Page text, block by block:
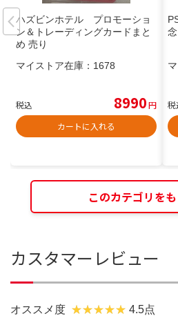
ハズビンホテル プロモーショ
ン＆トレーディングカードまと
め 売り
マイストア在庫： 1678
税込 8990円
カートに入れる
税
このカテゴリを
カスタマーレビュー
オススメ度 4.5点